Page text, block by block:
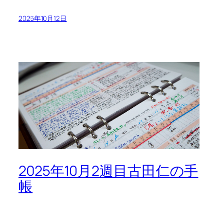
2025年10月12日
2025年10月2週目古田仁の手
帳